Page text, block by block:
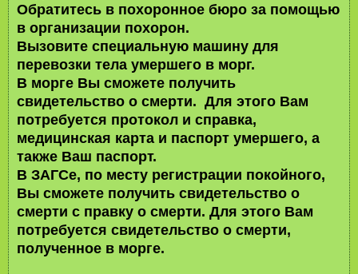
Обратитесь в похоронное бюро за помощью
в организации похорон.
Вызовите специальную машину для
перевозки тела умершего в морг.
В морге Вы сможете получить
свидетельство о смерти. Для этого Вам
потребуется протокол и справка,
медицинская карта и паспорт умершего, а
также Ваш паспорт.
В ЗАГСе, по месту регистрации покойного,
Вы сможете получить свидетельство о
смерти с правку о смерти. Для этого Вам
потребуется свидетельство о смерти,
полученное в морге.